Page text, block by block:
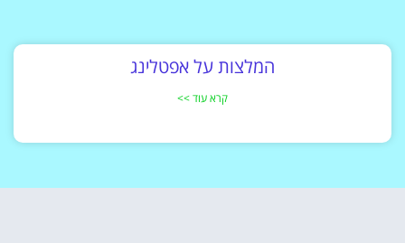
המלצות על אפטלינג
קרא עוד >>